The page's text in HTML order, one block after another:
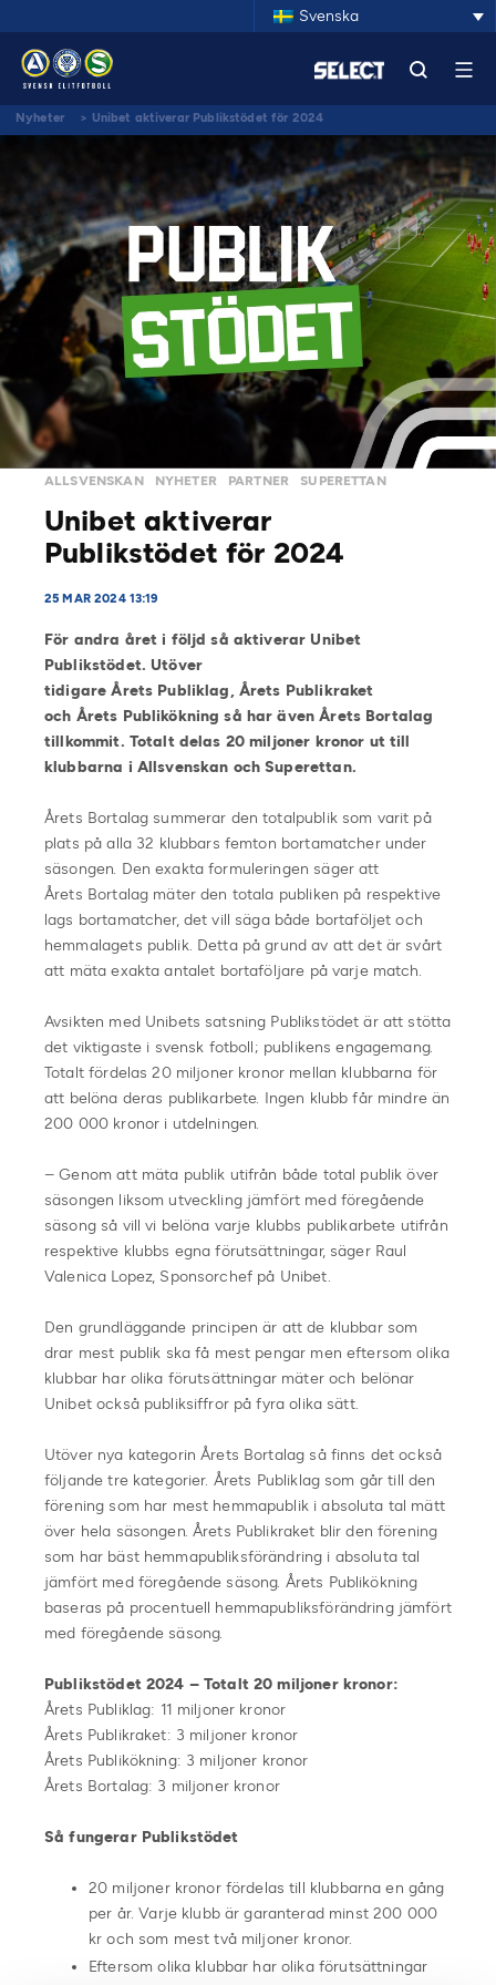
Svenska
Nyheter > Unibet aktiverar Publikstödet för 2024
ALLSVENSKAN NYHETER PARTNER SUPERETTAN
Unibet aktiverar
Publikstödet för 2024
25 MAR 2024 13:19
För andra året i följd så aktiverar Unibet
Publikstödet. Utöver
tidigare Årets Publiklag, Årets Publikraket
och Årets Publikökning så har även Årets Bortalag
tillkommit. Totalt delas 20 miljoner kronor ut till
klubbarna i Allsvenskan och Superettan.
Årets Bortalag summerar den totalpublik som varit på
plats på alla 32 klubbars femton bortamatcher under
säsongen. Den exakta formuleringen säger att
Årets Bortalag mäter den totala publiken på respektive
lags bortamatcher, det vill säga både bortaföljet och
hemmalagets publik. Detta på grund av att det är svårt
att mäta exakta antalet bortaföljare på varje match.
Avsikten med Unibets satsning Publikstödet är att stötta
det viktigaste i svensk fotboll; publikens engagemang.
Totalt fördelas 20 miljoner kronor mellan klubbarna för
att belöna deras publikarbete. Ingen klubb får mindre än
200 000 kronor i utdelningen.
– Genom att mäta publik utifrån både total publik över
säsongen liksom utveckling jämfört med föregående
säsong så vill vi belöna varje klubbs publikarbete utifrån
respektive klubbs egna förutsättningar, säger Raul
Valenica Lopez, Sponsorchef på Unibet.
Den grundläggande principen är att de klubbar som
drar mest publik ska få mest pengar men eftersom olika
klubbar har olika förutsättningar mäter och belönar
Unibet också publiksiffror på fyra olika sätt.
Utöver nya kategorin Årets Bortalag så finns det också
följande tre kategorier. Årets Publiklag som går till den
förening som har mest hemmapublik i absoluta tal mätt
över hela säsongen. Årets Publikraket blir den förening
som har bäst hemmapubliksförändring i absoluta tal
jämfört med föregående säsong. Årets Publikökning
baseras på procentuell hemmapubliksförändring jämfört
med föregående säsong.
Publikstödet 2024 – Totalt 20 miljoner kronor:
Årets Publiklag: 11 miljoner kronor
Årets Publikraket: 3 miljoner kronor
Årets Publikökning: 3 miljoner kronor
Årets Bortalag: 3 miljoner kronor
Så fungerar Publikstödet
20 miljoner kronor fördelas till klubbarna en gång
per år. Varje klubb är garanterad minst 200 000
kr och som mest två miljoner kronor.
Eftersom olika klubbar har olika förutsättningar